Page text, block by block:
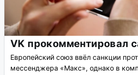
VK прокомментировал
Европейский союз ввёл санкции
мессенджера «Макс», однако в